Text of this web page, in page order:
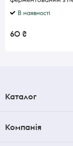
В наявності
60 ₴
Каталог
Компанія